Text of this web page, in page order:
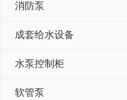
消防泵
成套给水设备
水泵控制柜
软管泵